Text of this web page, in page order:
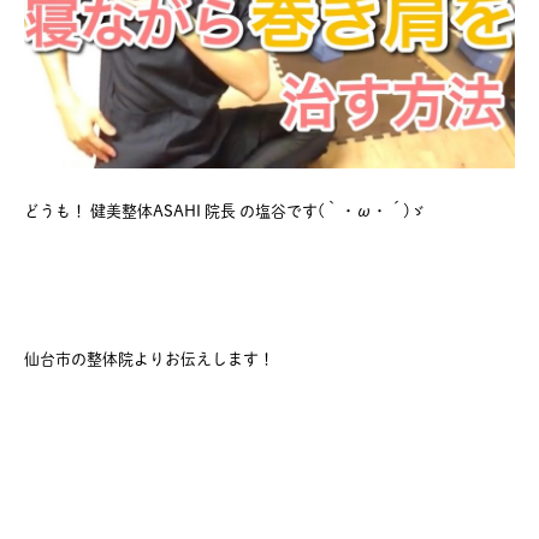
どうも！ 健美整体ASAHI 院長 の塩谷です(｀・ω・´)ゞ
仙台市の整体院よりお伝えします！